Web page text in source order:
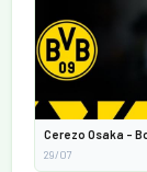
Cerezo Osaka -
29/07